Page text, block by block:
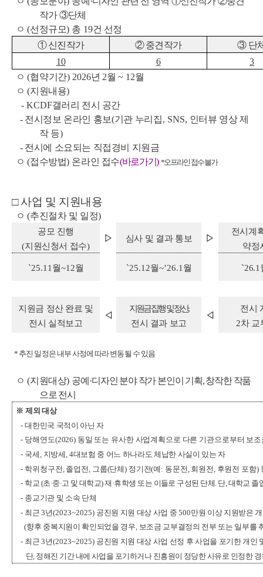
작가③단체
ㅇ(선정규모) 총 19건 선정
①신진작가 ②중견작가 ③ 단
10
6
3
ㅇ(협약기간) 2026년 2월~ 12월
ㅇ(지원내용)
- KCDF갤러리 전시 공간
- 전시정보 온라인 홍보(기관 누리집, SNS, 인터뷰 영상 제
작 등)
- 전시에 소요되는 직접경비 지원금
ㅇ(접수방법) 온라인 접수(바로가기) *오프라인 접수 불가
□사업 및 지원내용
ㅇ(추진절차 및 일정)
공모 진행
(지원신청서 접수)
▷ 심사 및 결과 통보 ▷
전시계
약정
`25.11 월~12월 `25.12월~’26.1 월 `26.1
지원금 정산 완료 및
전시 실적보고
◁
지원금 집행 및 정산,
전시 결과 보고
◁
전시
2차 교
* 추진 일정은 내부 사정에 따라 변동될 수 있음
ㅇ(지원대상) 공예 ·디자인 분야 작가 본인이 기획,창작한 작품
으로 전시
※ 제외 대상
-대한민국 국적이 아닌 자
- 당해연도(2026) 동일 또는 유사한 사업계획으로 다른 기관으로부터 보
- 국세 지방세 , 4대보험 중 어느 하나라도 체납한 사실이 있는 자
- 학위청구전 졸업전 그룹(단체) 정기전(예 : 동문전 회원전 후원전 포함)
- 학교 (초·중·고 및 대학교)재 ·휴학생 또는 이들로 구성된 단체. 단,대학교 졸
- 종교기관 및 소속 단체
- 최근3년(2023~2025) 공진원 지원 대상 사업 중500만원 이상 지원받은
(향후 중복지원이 확인되었을 경우, 보조금 교부결정의 전부 또는 일부를
- 최근3년(2023~2025) 공진원 지원 대상 사업 선정 후 사업을 포기한 개인
단, 정해진 기간 내에 사업을 포기하거나 진흥원이 정당한 사유로 인정한